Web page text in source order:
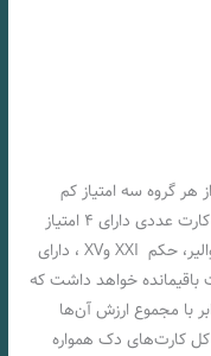
گروه سه امتیاز کم
می‌شود. به طور مثال یک بی بی به اضافه سه کارت عددی دارای ۴ امتیاز
(۴+۱+۱+۱-۳) و گروهی متشکل از یک شاه، کاوالیر، حکم XXI وXV ، دارای
دو کارت باقیمانده خواهد داشت که
با مجموع ارزش آن‌ها
کارت‌های دک همواره